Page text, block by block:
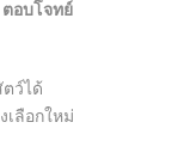
ตอบโจทย์
ว์ได้
เลือกใหม่